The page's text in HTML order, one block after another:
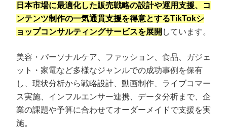
日本市場に最適化した販売戦略の設計や運用支援、コ
ンテンツ制作の一気通貫支援を得意とするTikTokシ
ョップコンサルティングサービスを展開 しています。
美容・パーソナルケア、ファッション、食品、ガジェ
ット・家電など多様なジャンルでの成功事例を保有
し、現状分析から戦略設計、動画制作、ライブコマー
ス実施、インフルエンサー連携、データ分析まで、企
業の課題や予算に合わせてオーダーメイドで支援を実
施。